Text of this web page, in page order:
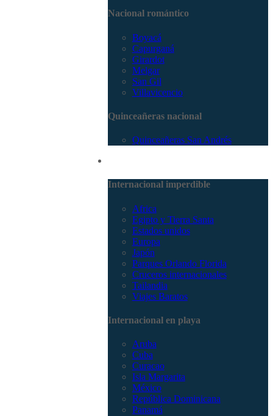
Nacional romántico
Boyacá
Capurganá
Girardot
Melgar
San Gil
Villavicencio
Quinceañeras nacional
Quinceañeras San Andrés
Internacional imperdible
Africa
Egipto y Tierra Santa
Estados unidos
Europa
Japón
Parques Orlando Florida
Cruceros internacionales
Tailandia
Viajes Baratos
Internacional en playa
Aruba
Cuba
Curacao
Isla Margarita
México
República Dominicana
Panamá